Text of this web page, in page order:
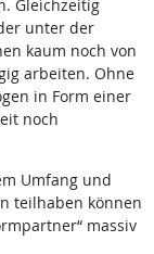
Gleichzeitig
unter der
kaum noch von
arbeiten. Ohne
in Form einer
noch
Umfang und
teilhaben können
massiv